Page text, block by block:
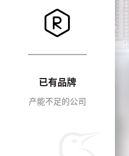
已有品牌
产能不足的公司